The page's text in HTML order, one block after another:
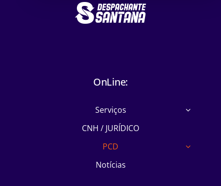
OnLine:
Serviços
CNH / JURÍDICO
PCD
Notícias